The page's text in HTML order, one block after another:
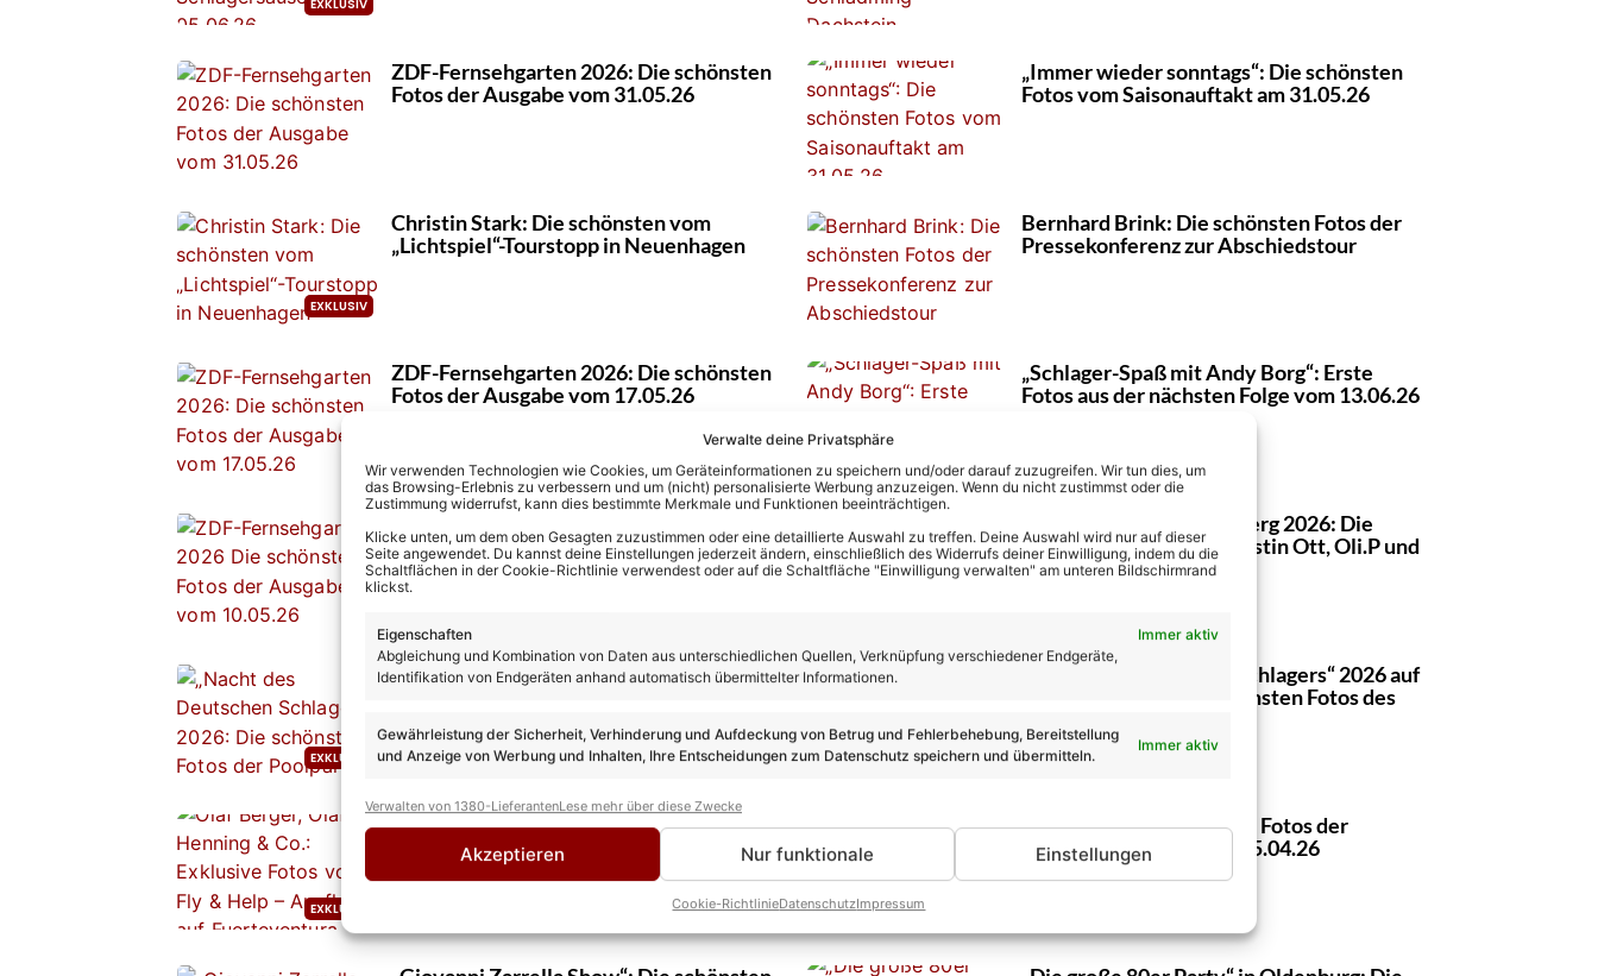
Verwalte deine Privatsphäre
Wir verwenden Technologien wie Cookies, um Geräteinformationen zu speichern und/oder darauf zuzugreifen. Wir tun dies, um
das Browsing-Erlebnis zu verbessern und um (nicht) personalisierte Werbung anzuzeigen. Wenn du nicht zustimmst oder die
Zustimmung widerrufst, kann dies bestimmte Merkmale und Funktionen beeinträchtigen.
Klicke unten, um dem oben Gesagten zuzustimmen oder eine detaillierte Auswahl zu treffen. Deine Auswahl wird nur auf dieser
Seite angewendet. Du kannst deine Einstellungen jederzeit ändern, einschließlich des Widerrufs deiner Einwilligung, indem du die
Schaltflächen in der Cookie-Richtlinie verwendest oder auf die Schaltfläche "Einwilligung verwalten" am unteren Bildschirmrand
klickst.
Eigenschaften
Immer aktiv
Abgleichung und Kombination von Daten aus unterschiedlichen Quellen, Verknüpfung verschiedener Endgeräte,
Identifikation von Endgeräten anhand automatisch übermittelter Informationen.
Gewährleistung der Sicherheit, Verhinderung und Aufdeckung von Betrug und Fehlerbehebung, Bereitstellung
und Anzeige von Werbung und Inhalten, Ihre Entscheidungen zum Datenschutz speichern und übermitteln.
Immer aktiv
Verwalten von 1380-LieferantenLese mehr über diese Zwecke
Akzeptieren Nur funktionale Einstellungen
Cookie-RichtlinieDatenschutzImpressum
ZDF-Fernsehgarten 2026: Die schönsten
Fotos der Ausgabe vom 31.05.26
„Immer wieder sonntags“: Die schönsten
Fotos vom Saisonauftakt am 31.05.26
Christin Stark: Die schönsten vom
„Lichtspiel“-Tourstopp in Neuenhagen
Bernhard Brink: Die schönsten Fotos der
Pressekonferenz zur Abschiedstour
ZDF-Fernsehgarten 2026: Die schönsten
Fotos der Ausgabe vom 17.05.26
„Schlager-Spaß mit Andy Borg“: Erste
Fotos aus der nächsten Folge vom 13.06.26
Fotos der Ausgabe vom 10.05.26
Schlagernacht am Kalkberg 2026: Die
schönsten Fotos von Kerstin Ott, Oli.P und
allen weiteren Stars
„Nacht des Deutschen Schlagers“ 2026:
„Nacht des Deutschen Schlagers“ 2026 auf
Fuerteventura: Die schönsten Fotos des
Olaf Berger, Olaf Henning & Co.: Exklusive
Fotos vom Fly & Help – Ausflug auf
Fuerteventura
POP-Schlager Tour 2026: Fotos der
Premiere in Kamen am 25.04.26